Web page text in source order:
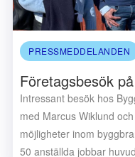
PRESSMEDDELANDEN
Företagsbesök
Intressant besök hos
med Marcus Wiklund
möjligheter inom
50 anställda jobbar